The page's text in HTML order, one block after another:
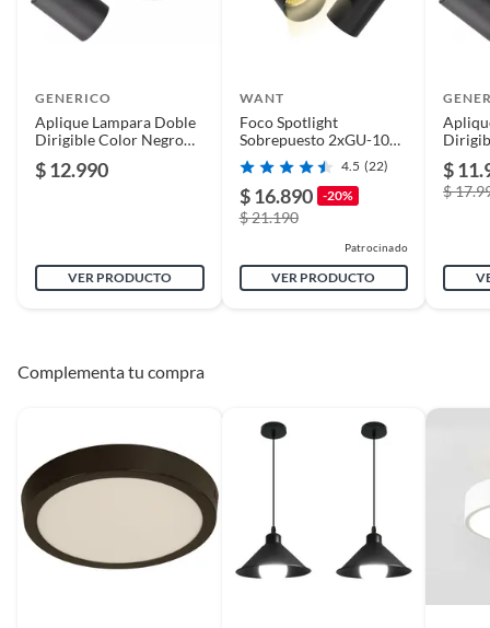
GENERICO
Aplique Lampara Doble
Dirigible Color Negro
$ 12.990
VER PRODUCTO
WANT
Foco Spotlight
Sobrepuesto 2xGU-10
Altair II Negro
4.5 (22)
$ 16.890 -20%
$ 21.190
Patrocinado
VER PRODUCTO
$
$
Complementa tu compra